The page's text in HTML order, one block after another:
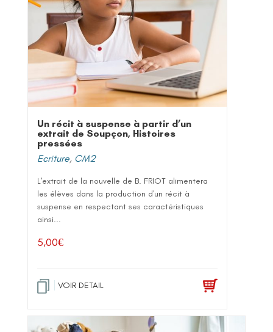
Un récit à suspense à partir d’un
extrait de Soupçon, Histoires
pressées
Ecriture, CM2
L'extrait de la nouvelle de B. FRIOT alimentera
les élèves dans la production d'un récit à
suspense en respectant ses caractéristiques
ainsi...
5,00€
VOIR DETAIL